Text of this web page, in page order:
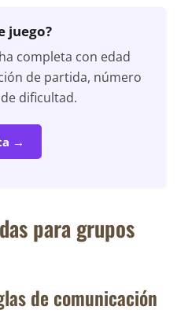
juego?
completa con edad
de partida, número
dificultad.
→
para grupos
de comunicación